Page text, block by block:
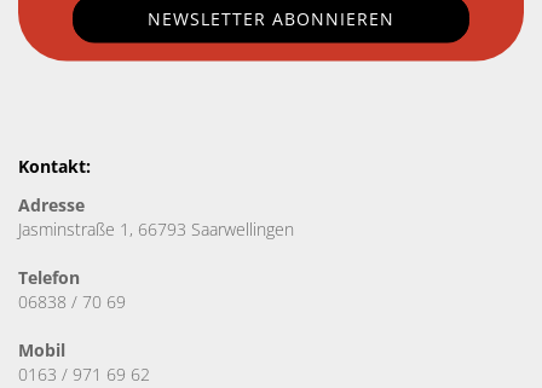
Kontakt:
Adresse
Jasminstraße 1, 66793 Saarwellingen
Telefon
06838 / 70 69
Mobil
0163 / 971 69 62